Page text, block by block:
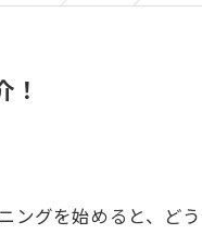
！
グを始めると、ど